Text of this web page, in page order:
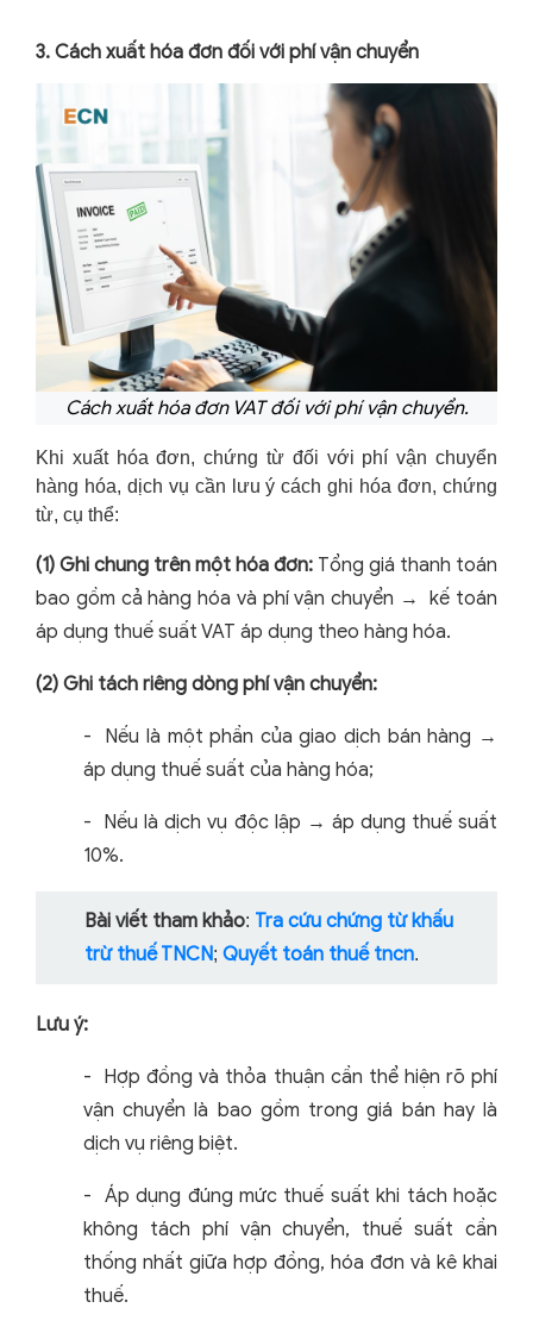
3. Cách xuất hóa đơn đối với phí vận chuyển
Cách xuất hóa đơn VAT đối với phí vận chuyển.
Khi xuất hóa đơn, chứng từ đối với phí vận chuyển
hàng hóa, dịch vụ cần lưu ý cách ghi hóa đơn, chứng
từ, cụ thể:
(1) Ghi chung trên một hóa đơn: Tổng giá thanh toán
bao gồm cả hàng hóa và phí vận chuyển →
kế toán
áp dụng thuế suất VAT áp dụng theo hàng hóa.
(2) Ghi tách riêng dòng phí vận chuyển:
-
Nếu là một phần của giao dịch bán hàng →
áp dụng thuế suất của hàng hóa;
- Nếu là dịch vụ độc lập → áp dụng thuế suất
10%.
Bài viết tham khảo: Tra cứu chứng từ khấu
trừ thuế TNCN; Quyết toán thuế tncn.
Lưu ý:
- Hợp đồng và thỏa thuận cần thể hiện rõ phí
vận chuyển là bao gồm trong giá bán hay là
dịch vụ riêng biệt.
- Áp dụng đúng mức thuế suất khi tách hoặc
không tách phí vận chuyển, thuế suất cần
thống nhất giữa hợp đồng, hóa đơn và kê khai
thuế.